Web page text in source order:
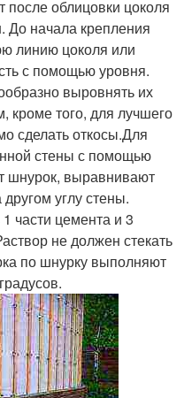
после облицовки цоколя
До начала крепления
линию цоколя или
с помощью уровня.
выровнять их
кроме того, для лучшего
сделать откосы.Для
стены с помощью
шнурок, выравнивают
углу стены.
части цемента и 3
не должен стекать
по шнурку выполняют